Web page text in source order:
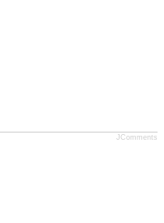
JComments